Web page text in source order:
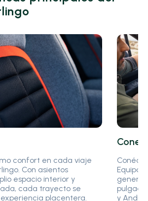
confort en cada viaje
Con asientos
espacio interior y
cada trayecto se
placentera.
y